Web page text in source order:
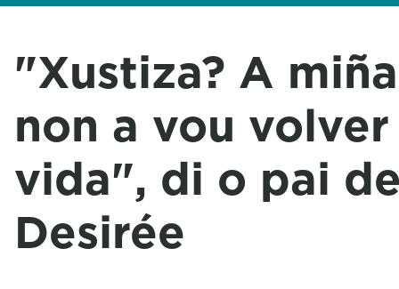
"Xustiza? A
non a vou
vida", di o pai de
Desirée